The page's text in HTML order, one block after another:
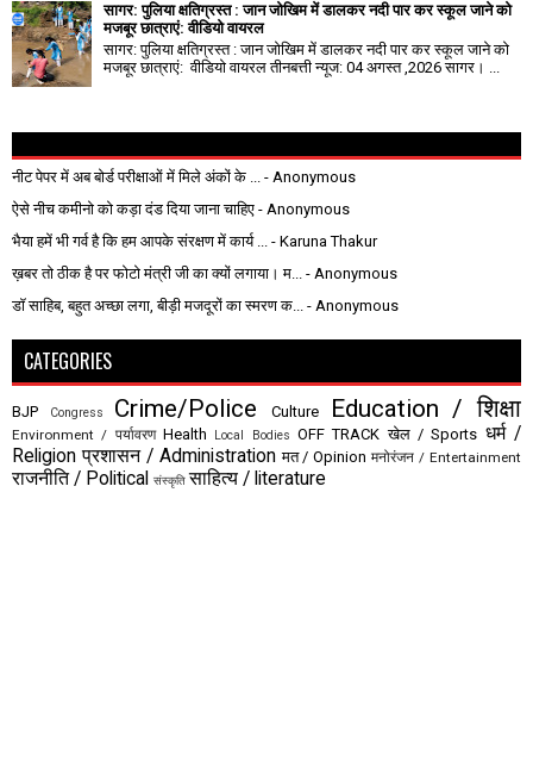
सागर: पुलिया क्षतिग्रस्त : जान जोखिम में डालकर नदी पार कर स्कूल जाने को
मजबूर छात्राएं: वीडियो वायरल
सागर: पुलिया क्षतिग्रस्त : जान जोखिम में डालकर नदी पार कर स्कूल जाने को
मजबूर छात्राएं: वीडियो वायरल तीनबत्ती न्यूज: 04 अगस्त ,2026 सागर। ...
नीट पेपर में अब बोर्ड परीक्षाओं में मिले अंकों के ... - Anonymous
ऐसे नीच कमीनो को कड़ा दंड दिया जाना चाहिए - Anonymous
भैया हमें भी गर्व है कि हम आपके संरक्षण में कार्य ... - Karuna Thakur
ख़बर तो ठीक है पर फोटो मंत्री जी का क्यों लगाया। म... - Anonymous
डॉ साहिब, बहुत अच्छा लगा, बीड़ी मजदूरों का स्मरण क... - Anonymous
CATEGORIES
BJP Congress Crime/Police Culture Education / शिक्षा
Environment / पर्यावरण Health Local Bodies OFF TRACK खेल / Sports धर्म /
Religion प्रशासन / Administration मत / Opinion मनोरंजन / Entertainment
राजनीति / Political संस्कृति साहित्य / literature